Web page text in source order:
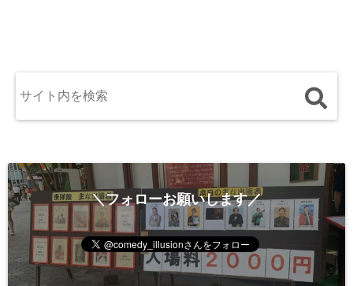
＼フォローお願いします／